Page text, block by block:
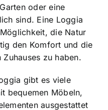
oder eine
sind. Eine Loggia
die Natur
den Komfort und die
zu haben.
gibt es viele
bequemen Möbeln,
ausgestattet